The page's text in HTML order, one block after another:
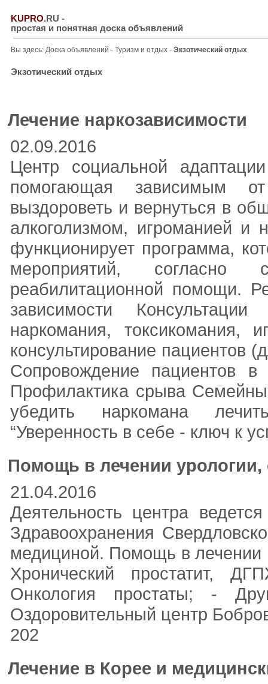
KUPRO.RU -
простая и понятная доска объявлений
Вы здесь: Доска объявлений - Туризм и отдых - Экзотический отдых
Экзотический отдых
Лечение наркозависимости
02.09.2016
Центр социальной
помогающая зависимым
выздороветь и вернуться в
алкоголизмом, игроманией и
функционирует программа,
мероприятий, согласно
реабилитационной помощи.
зависимости
наркомания, токсикомания,
консультирование пациентов
Сопровождение пациентов в
Профилактика срыва
убедить наркомана
“Уверенность в себе - ключ к
Помощь в лечении урологии,
21.04.2016
Деятельность центра
Здравоохранения
медициной. Помощь в лечении
Хронический простатит,
Онкология простаты; -
Оздоровительный центр
202
Лечение в Корее и